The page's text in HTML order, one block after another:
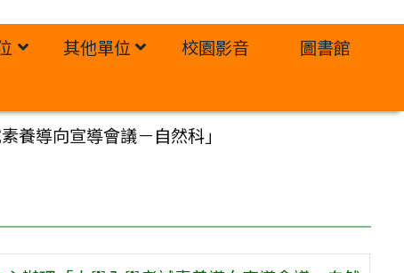
其他單位 校園影音
圖書館
養導向宣導會議－自然科」